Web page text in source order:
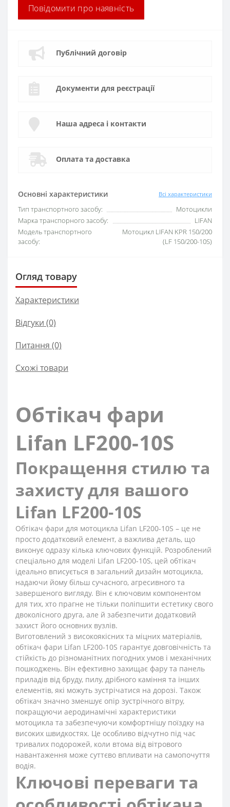
Повідомити про наявність
Основні характеристики Всі характеристики
Тип транспортного засобу:
Мотоцикли
Марка транспорного засобу:
LIFAN
Модель транспортного
засобу:
Мотоцикл LIFAN KPR 150/200
(LF 150/200-10S)
Публічний договір
Документи для реєстрації
Наша адреса і контакти
Оплата та доставка
Огляд товару
Характеристики
Відгуки (0)
Питання (0)
Схожі товари
Обтікач фари
Lifan LF200-10S
Покращення стилю та
захисту для вашого
Lifan LF200-10S
Обтікач фари для мотоцикла Lifan LF200-10S – це не
просто додатковий елемент, а важлива деталь, що
виконує одразу кілька ключових функцій. Розроблений
спеціально для моделі Lifan LF200-10S, цей обтікач
ідеально вписується в загальний дизайн мотоцикла,
надаючи йому більш сучасного, агресивного та
завершеного вигляду. Він є ключовим компонентом
для тих, хто прагне не тільки поліпшити естетику свого
двоколісного друга, але й забезпечити додатковий
захист його основних вузлів.
Виготовлений з високоякісних та міцних матеріалів,
обтікач фари Lifan LF200-10S гарантує довговічність та
стійкість до різноманітних погодних умов і механічних
пошкоджень. Він ефективно захищає фару та панель
приладів від бруду, пилу, дрібного каміння та інших
елементів, які можуть зустрічатися на дорозі. Також
обтікач значно зменшує опір зустрічного вітру,
покращуючи аеродинамічні характеристики
мотоцикла та забезпечуючи комфортнішу поїздку на
високих швидкостях. Це особливо відчутно під час
тривалих подорожей, коли втома від вітрового
навантаження може суттєво впливати на самопочуття
водія.
Ключові переваги та